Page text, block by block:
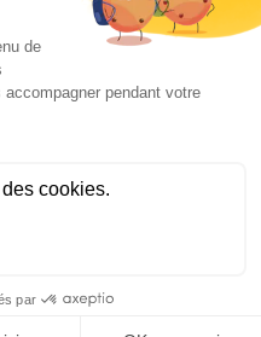
Via Compétences